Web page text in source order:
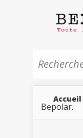
Accueil
Bepolar.